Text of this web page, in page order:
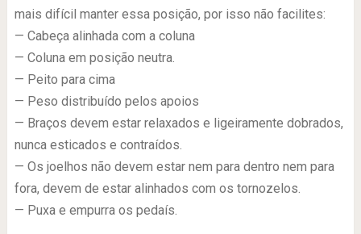
mais difícil manter essa posição, por isso não facilites:
— Cabeça alinhada com a coluna
— Coluna em posição neutra.
— Peito para cima
— Peso distribuído pelos apoios
— Braços devem estar relaxados e ligeiramente dobrados,
nunca esticados e contraídos.
— Os joelhos não devem estar nem para dentro nem para
fora, devem de estar alinhados com os tornozelos.
— Puxa e empurra os pedaís.